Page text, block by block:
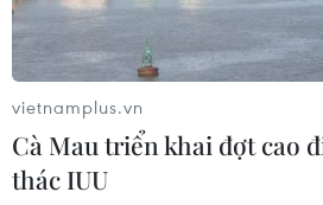
Lai Châu: Mưa lớn gây
sạt lở đất tại bản Pắc Pạ
16/10/2024 10:57
vietnamplus.vn
Cà Mau triển khai đợt cao
thác IUU